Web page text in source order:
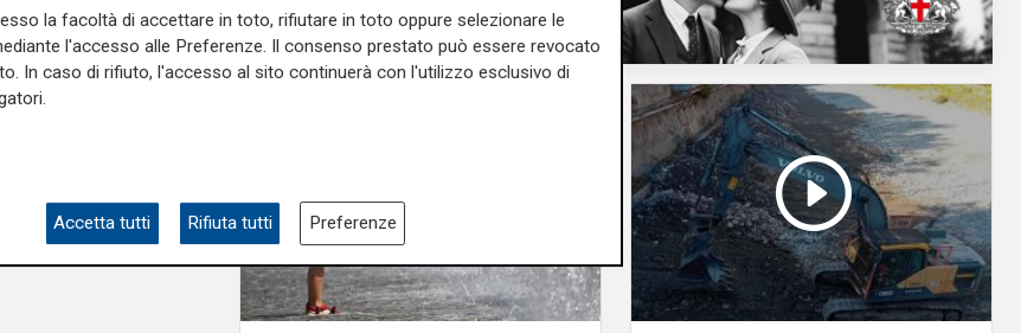
la facoltà di accettare in toto, rifiutare in toto oppure selezionare le
l'accesso alle Preferenze. Il consenso prestato può essere revocato
In caso di rifiuto, l'accesso al sito continuerà con l'utilizzo esclusivo di
Accetta tutti Rifiuta tutti Preferenze